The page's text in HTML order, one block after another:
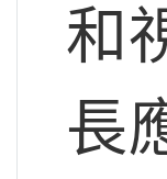
和
長